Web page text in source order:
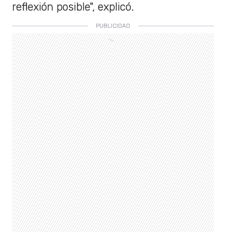
reflexión posible", explicó.